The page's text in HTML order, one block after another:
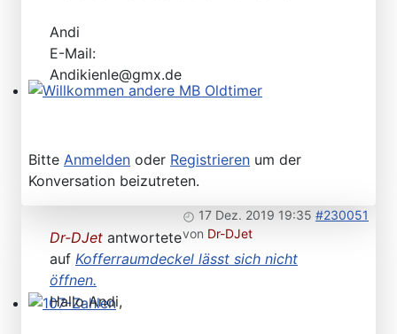
Andi
E-Mail:
Andikienle@gmx.de
Bitte Anmelden oder Registrieren um der
Konversation beizutreten.
17 Dez. 2019 19:35 #230051
von Dr-DJet
Dr-DJet antwortete
auf Kofferraumdeckel lässt sich nicht
öffnen.
Hallo Andi,